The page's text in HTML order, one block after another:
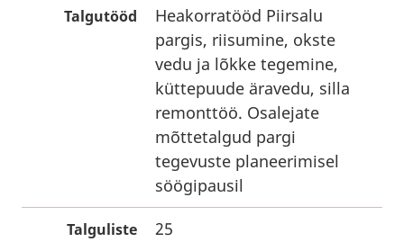
Talgutööd
Heakorratööd Piirsalu
pargis, riisumine, okste
vedu ja lõkke tegemine,
küttepuude äravedu, silla
remonttöö. Osalejate
mõttetalgud pargi
tegevuste planeerimisel
söögipausil
Talguliste
25